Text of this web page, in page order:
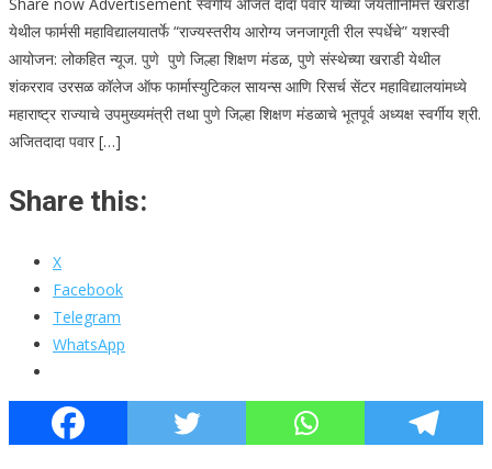
येथील फार्मसी महाविद्यालयातर्फे “राज्यस्तरीय आरोग्य जनजागृती रील स्पर्धेचे” यशस्वी
आयोजन: लोकहित न्यूज. पुणे पुणे जिल्हा शिक्षण मंडळ, पुणे संस्थेच्या खराडी येथील
शंकरराव उरसळ कॉलेज ऑफ फार्मास्युटिकल सायन्स आणि रिसर्च सेंटर महाविद्यालयांमध्ये
महाराष्ट्र राज्याचे उपमुख्यमंत्री तथा पुणे जिल्हा शिक्षण मंडळाचे भूतपूर्व अध्यक्ष स्वर्गीय श्री.
अजितदादा पवार […]
Share this:
X
Facebook
Telegram
WhatsApp